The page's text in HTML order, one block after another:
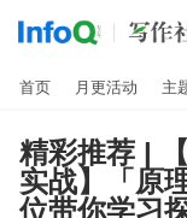
首页 月更活动 主
精彩推荐 |
实战】「原
位带你学习